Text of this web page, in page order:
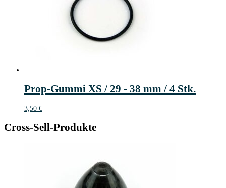
Prop-Gummi XS / 29 - 38 mm / 4 Stk.
3,50 €
Cross-Sell-Produkte